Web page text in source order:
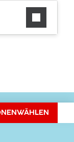
WÄHLEN